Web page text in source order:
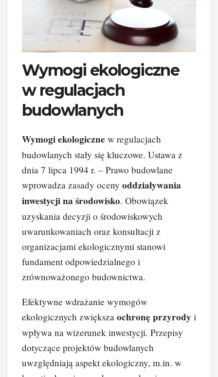
Wymogi ekologiczne
w regulacjach
budowlanych
Wymogi ekologiczne w regulacjach
budowlanych stały się kluczowe. Ustawa z
dnia 7 lipca 1994 r. – Prawo budowlane
wprowadza zasady oceny oddziaływania
inwestycji na środowisko. Obowiązek
uzyskania decyzji o środowiskowych
uwarunkowaniach oraz konsultacji z
organizacjami ekologicznymi stanowi
fundament odpowiedzialnego i
zrównoważonego budownictwa.
Efektywne wdrażanie wymogów
ekologicznych zwiększa ochronę przyrody i
wpływa na wizerunek inwestycji. Przepisy
dotyczące projektów budowlanych
uwzględniają aspekt ekologiczny, m.in. w